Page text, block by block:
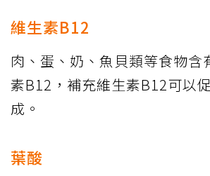
維生素B12
肉、蛋、奶、魚貝類等食物含
素B12，補充維生素B12可以
成。
葉酸